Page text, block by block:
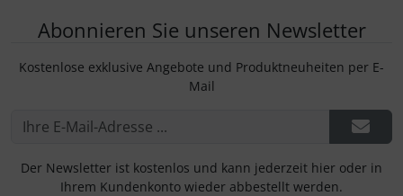
Abonnieren Sie unseren Newsletter
Kostenlose exklusive Angebote und Produktneuheiten per E-
Mail
Der Newsletter ist kostenlos und kann jederzeit hier oder in
Ihrem Kundenkonto wieder abbestellt werden.